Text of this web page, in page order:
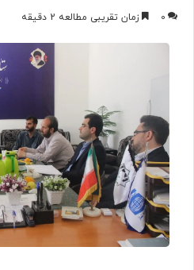
0 زمان تقریبی مطالعه 2 دقیقه